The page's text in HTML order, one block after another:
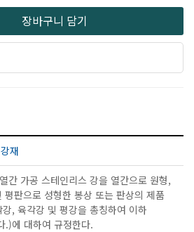
장바구니 담기
강재
간 가공 스테인리스 강을 열간으로 원형,
평판으로 성형한 봉상 또는 판상의 제품
, 육각강 및 평강을 총칭하여 이하
.)에 대하여 규정한다.